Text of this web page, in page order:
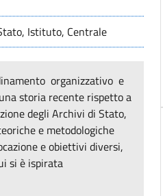
Istituto, Centrale
organizzativo e
storia recente rispetto a
degli Archivi di Stato,
e metodologiche
e obiettivi diversi,
si è ispirata